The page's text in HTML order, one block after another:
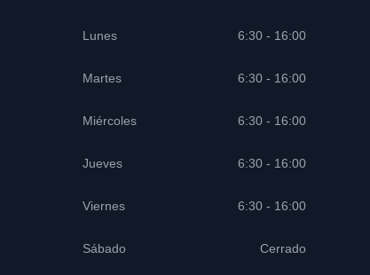
Lunes 6:30 - 16:00
Martes 6:30 - 16:00
Miércoles 6:30 - 16:00
Jueves 6:30 - 16:00
Viernes 6:30 - 16:00
Sábado Cerrado